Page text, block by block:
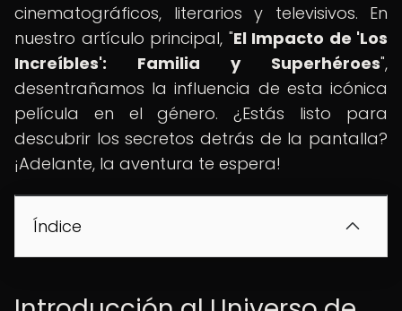
cinematográficos, literarios y televisivos. En
nuestro artículo principal, "El Impacto de 'Los
Increíbles': Familia y Superhéroes",
desentrañamos la influencia de esta icónica
película en el género. ¿Estás listo para
descubrir los secretos detrás de la pantalla?
¡Adelante, la aventura te espera!
Índice